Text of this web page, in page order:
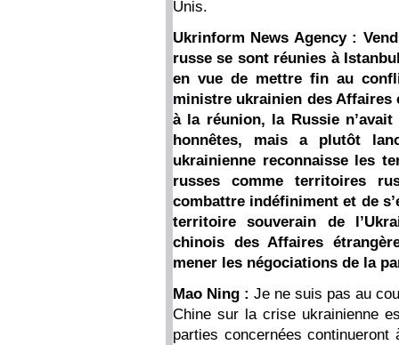
Unis.
Ukrinform News Agency :
russe se sont réunies à
en vue de mettre fin au
ministre ukrainien des
à la réunion, la Russie
honnêtes, mais a plutôt
ukrainienne reconnaisse les
russes comme territoires
combattre indéfiniment et de
territoire souverain de
chinois des Affaires
mener les négociations de la
Mao Ning :Je ne suis pas au
Chine sur la crise ukrainienne
parties concernées